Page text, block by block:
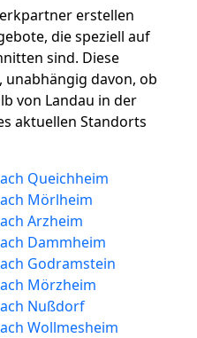
erstellen
die speziell auf
sind. Diese
davon, ob
von Landau in der
aktuellen Standorts
Queichheim
Mörlheim
Arzheim
Dammheim
Godramstein
Mörzheim
Nußdorf
Wollmesheim